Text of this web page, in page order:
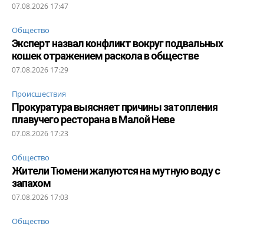
07.08.2026 17:47
Общество
Эксперт назвал конфликт вокруг подвальных
кошек отражением раскола в обществе
07.08.2026 17:29
Происшествия
Прокуратура выясняет причины затопления
плавучего ресторана в Малой Неве
07.08.2026 17:23
Общество
Жители Тюмени жалуются на мутную воду с
запахом
07.08.2026 17:03
Общество